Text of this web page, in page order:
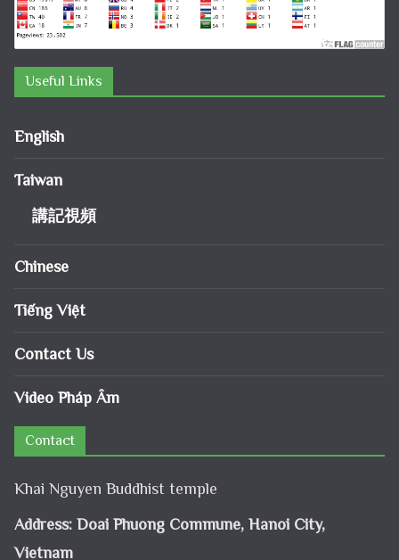
Useful Links
English
Taiwan
講記視頻
Chinese
Tiếng Việt
Contact Us
Video Pháp Âm
Contact
Khai Nguyen Buddhist temple
Address: Doai Phuong Commune, Hanoi City,
Vietnam